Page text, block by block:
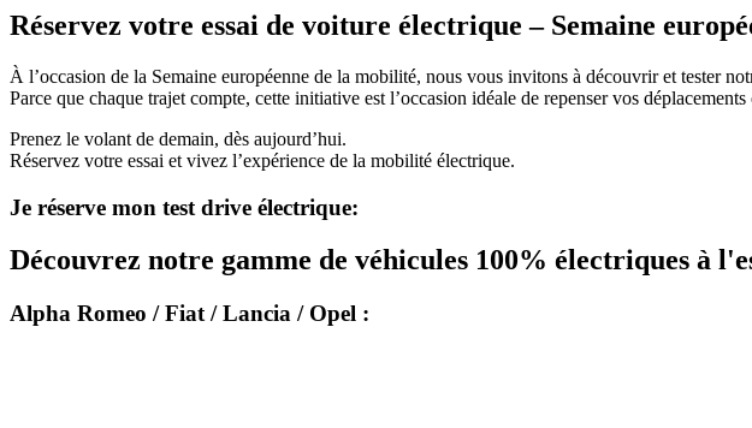
Réservez votre essai de voiture électrique – Semaine
À l’occasion de la Semaine européenne de la mobilité, nous vous invitons à découvrir et tester
Parce que chaque trajet compte, cette initiative est l’occasion idéale de repenser vos
Prenez le volant de demain, dès aujourd’hui.
Réservez votre essai et vivez l’expérience de la mobilité électrique.
Je réserve mon test drive électrique:
Découvrez notre gamme de véhicules 100% électriques à
Alpha Romeo / Fiat / Lancia / Opel :